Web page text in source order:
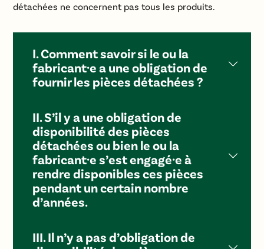
détachées ne concernent pas tous les produits.
I. Comment savoir si le ou la
fabricant·e a une obligation de
fournir les pièces détachées ?
II. S’il y a une obligation de
disponibilité des pièces
détachées ou bien le ou la
fabricant·e s’est engagé·e à
rendre disponibles ces pièces
pendant un certain nombre
d’années.
III. Il n’y a pas d’obligation de